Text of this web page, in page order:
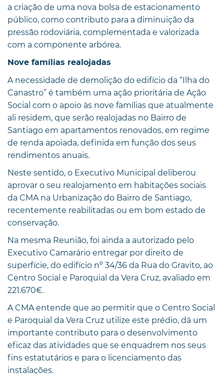
a criação de uma nova bolsa de estacionamento
público, como contributo para a diminuição da
pressão rodoviária, complementada e valorizada
com a componente arbórea.
Nove famílias realojadas
A necessidade de demolição do edifício da “Ilha do
Canastro” é também uma ação prioritária de Ação
Social com o apoio às nove famílias que atualmente
ali residem, que serão realojadas no Bairro de
Santiago em apartamentos renovados, em regime
de renda apoiada, definida em função dos seus
rendimentos anuais.
Neste sentido, o Executivo Municipal deliberou
aprovar o seu realojamento em habitações sociais
da CMA na Urbanização do Bairro de Santiago,
recentemente reabilitadas ou em bom estado de
conservação.
Na mesma Reunião, foi ainda a autorizado pelo
Executivo Camarário entregar por direito de
superfície, do edifício nº 34/36 da Rua do Gravito, ao
Centro Social e Paroquial da Vera Cruz, avaliado em
221.670€.
A CMA entende que ao permitir que o Centro Social
e Paroquial da Vera Cruz utilize este prédio, dá um
importante contributo para o desenvolvimento
eficaz das atividades que se enquadrem nos seus
fins estatutários e para o licenciamento das
instalações.